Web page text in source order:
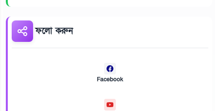
ফলো করুন
Facebook